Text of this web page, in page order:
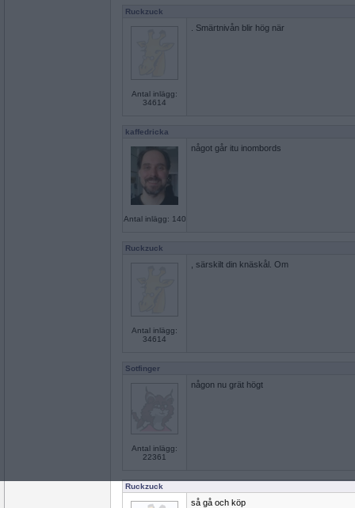
Ruckzuck
Antal inlägg:
34614
. Smärtnivån blir hög när
kaffedricka
Antal inlägg: 140
något går itu inombords
Ruckzuck
Antal inlägg:
34614
, särskilt din knäskål. Om
Sotfinger
Antal inlägg:
22361
någon nu grät högt
Ruckzuck
så gå och köp